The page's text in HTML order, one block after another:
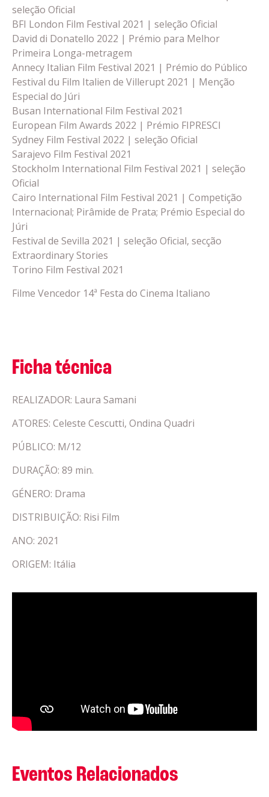
seleção Oficial
BFI London Film Festival 2021 | seleção Oficial
David di Donatello 2022 | Prémio para Melhor
Primeira Longa-metragem
Annecy Italian Film Festival 2021 | Prémio do Público
Festival du Film Italien de Villerupt 2021 | Menção
Especial do Júri
Busan International Film Festival 2021
European Film Awards 2022 | Prémio FIPRESCI
Sydney Film Festival 2022 | seleção Oficial
Sarajevo Film Festival 2021
Stockholm International Film Festival 2021 | seleção
Oficial
Cairo International Film Festival 2021 | Competição
Internacional; Pirâmide de Prata; Prémio Especial do
Júri
Festival de Sevilla 2021 | seleção Oficial, secção
Extraordinary Stories
Torino Film Festival 2021
Filme Vencedor 14ª Festa do Cinema Italiano
Ficha técnica
REALIZADOR: Laura Samani
ATORES: Celeste Cescutti, Ondina Quadri
PÚBLICO: M/12
DURAÇÃO: 89 min.
GÉNERO: Drama
DISTRIBUIÇÃO: Risi Film
ANO: 2021
ORIGEM: Itália
Eventos Relacionados